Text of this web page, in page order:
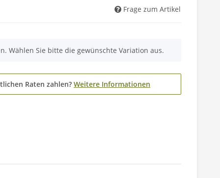
Frage zum Artikel
Wählen Sie bitte die gewünschte Variation aus.
Raten zahlen? Weitere Informationen